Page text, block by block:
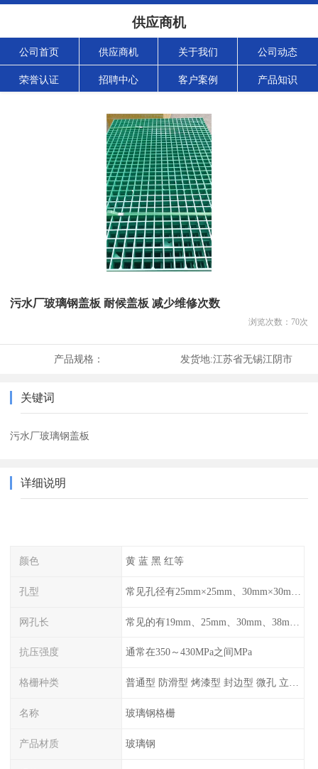
供应商机
公司首页 供应商机 关于我们 公司动态
荣誉认证 招聘中心 客户案例 产品知识
污水厂玻璃钢盖板 耐候盖板 减少维修次数
浏览次数： 70次
产品规格： 发货地:江苏省无锡江阴市
关键词
污水厂玻璃钢盖板
详细说明
颜色 黄 蓝 黑 红等
孔型
网孔长
抗压强度 通常在350～430MPa之间MPa
格栅种类 普通型 防滑型 ‌烤漆型 封边型 ‌微孔 立体 加砂覆面型 平面型
名称 玻璃钢格栅
产品材质 玻璃钢